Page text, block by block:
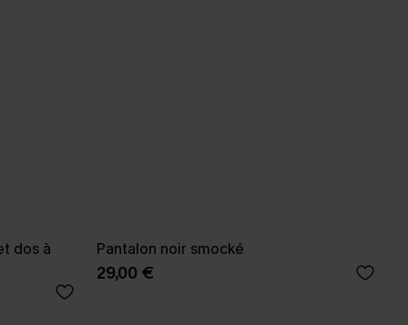
dos à
Pantalon noir smocké
29,00 €